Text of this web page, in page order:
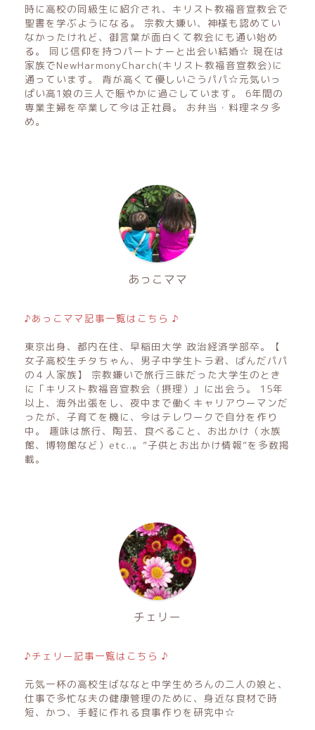
時に高校の同級生に紹介され、キリスト教福音宣教会で
聖書を学ぶようになる。 宗教大嫌い、神様も認めてい
なかったけれど、御言葉が面白くて教会にも通い始め
る。 同じ信仰を持つパートナーと出会い結婚☆ 現在は
家族でNewHarmonyCharch(キリスト教福音宣教会)に
通っています。 背が高くて優しいごうパパ☆元気いっ
ぱい高1娘の三人で賑やかに過ごしています。 6年間の
専業主婦を卒業して今は正社員。 お弁当・料理ネタ多
め。
あっこママ
♪あっこママ記事一覧はこちら ♪
東京出身、都内在住、早稲田大学 政治経済学部卒。【
女子高校生チタちゃん、男子中学生トラ君、ぱんだパパ
の４人家族】 宗教嫌いで旅行三昧だった大学生のとき
に「キリスト教福音宣教会（摂理）」に出会う。 15年
以上、海外出張をし、夜中まで働くキャリアウーマンだ
ったが、子育てを機に、今はテレワークで自分を作り
中。 趣味は旅行、陶芸、食べること、お出かけ（水族
館、博物館など）etc..。”子供とお出かけ情報”を多数掲
載。
チェリー
♪チェリー記事一覧はこちら ♪
元気一杯の高校生ばななと中学生めろんの二人の娘と、
仕事で多忙な夫の健康管理のために、身近な食材で時
短、かつ、手軽に作れる食事作りを研究中☆